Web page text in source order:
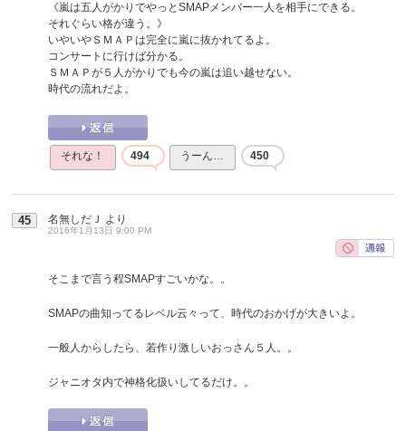
《嵐は五人がかりでやっとSMAPメンバー一人を相手にできる。
それぐらい格が違う。》
いやいやＳＭＡＰは完全に嵐に抜かれてるよ。
コンサートに行けば分かる。
ＳＭＡＰが５人がかりでも今の嵐は追い越せない。
時代の流れだよ。
それな！ 494 うーん… 450
45 名無しだＪ より
2016年1月13日 9:00 PM
そこまで言う程SMAPすごいかな。。
SMAPの曲知ってるレベル云々って、時代のおかげが大きいよ。
一般人からしたら、若作り激しいおっさん５人。。
ジャニオタ内で神格化扱いしてるだけ。。